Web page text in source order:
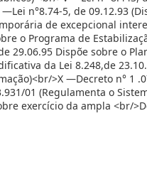
n°8.74-5, de 09.12.93
de excepcional
o Programa de
29.06.95 Dispõe sobre o
da Lei 8.248,de
>X —Decreto n° 1
01 (Regulamenta o
exercício da ampla <br/